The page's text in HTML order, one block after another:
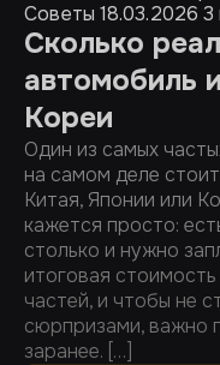
Советы 18.03.2026 3
Сколько
автомобиль
Кореи
Один из самых
на самом деле
Китая, Японии или
кажется просто:
столько и нужно
итоговая
частей, и чтобы не
сюрпризами, важно
заранее. […]